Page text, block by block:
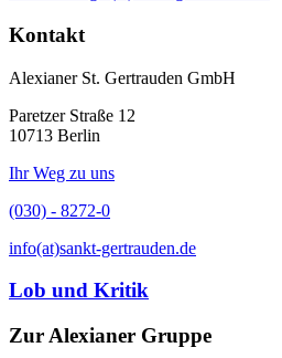
Kontakt
Alexianer St. Gertrauden GmbH
Paretzer Straße 12
10713 Berlin
Ihr Weg zu uns
(030) - 8272-0
info(at)sankt-gertrauden.de
Lob und Kritik
Zur Alexianer Gruppe